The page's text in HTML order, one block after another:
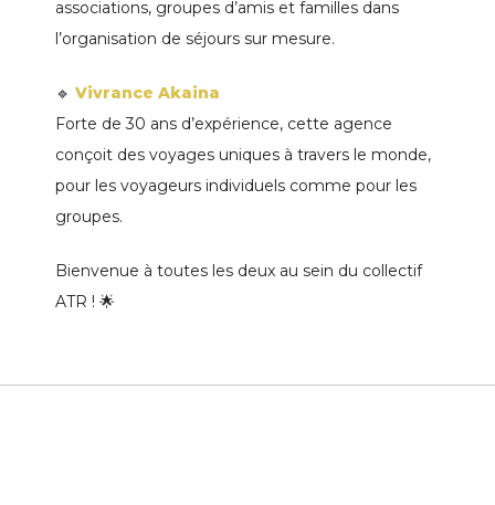
associations, groupes d’amis et familles dans
l’organisation de séjours sur mesure.
🔹 Vivrance Akaina
Forte de 30 ans d’expérience, cette agence
conçoit des voyages uniques à travers le monde,
pour les voyageurs individuels comme pour les
groupes.
Bienvenue à toutes les deux au sein du collectif
ATR ! 🌟